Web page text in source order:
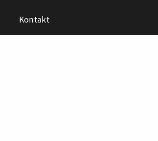
Kontakt